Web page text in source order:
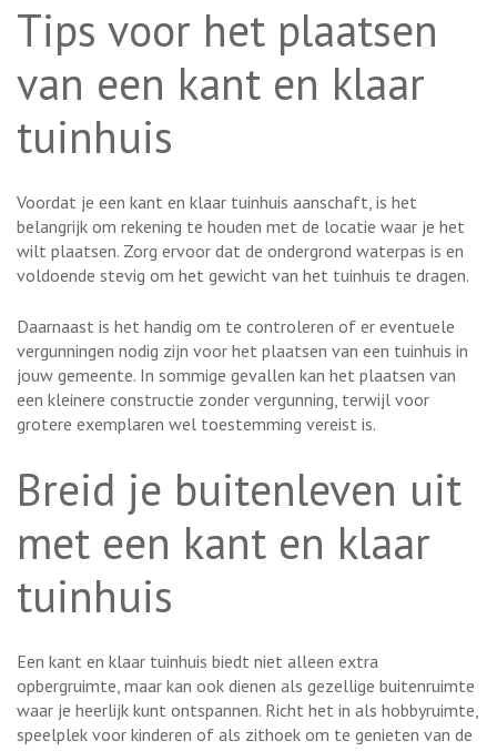
Tips voor het plaatsen
van een kant en klaar
tuinhuis
Voordat je een kant en klaar tuinhuis aanschaft, is het
belangrijk om rekening te houden met de locatie waar je het
wilt plaatsen. Zorg ervoor dat de ondergrond waterpas is en
voldoende stevig om het gewicht van het tuinhuis te dragen.
Daarnaast is het handig om te controleren of er eventuele
vergunningen nodig zijn voor het plaatsen van een tuinhuis in
jouw gemeente. In sommige gevallen kan het plaatsen van
een kleinere constructie zonder vergunning, terwijl voor
grotere exemplaren wel toestemming vereist is.
Breid je buitenleven uit
met een kant en klaar
tuinhuis
Een kant en klaar tuinhuis biedt niet alleen extra
opbergruimte, maar kan ook dienen als gezellige buitenruimte
waar je heerlijk kunt ontspannen. Richt het in als hobbyruimte,
speelplek voor kinderen of als zithoek om te genieten van de